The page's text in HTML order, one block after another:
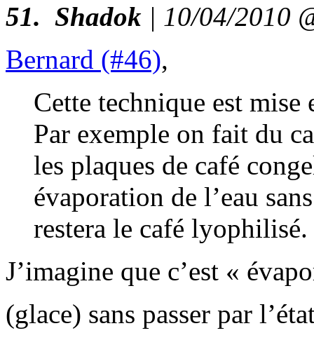
51. Shadok | 10/04/2010
Bernard (#46),
Cette technique est
Par exemple on fait du
les plaques de café
évaporation de l’eau
restera le café lyophilisé.
J’imagine que c’est «
(glace) sans passer par